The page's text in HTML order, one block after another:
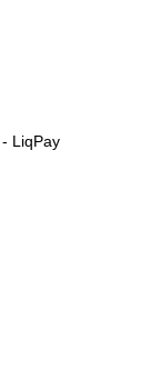
LiqPay